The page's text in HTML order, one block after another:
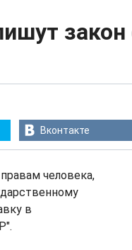
закон
Вконтакте
человека,
в